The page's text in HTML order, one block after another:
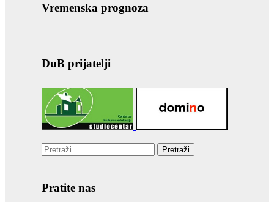
Vremenska prognoza
DuB prijatelji
Pretraži
Pratite nas